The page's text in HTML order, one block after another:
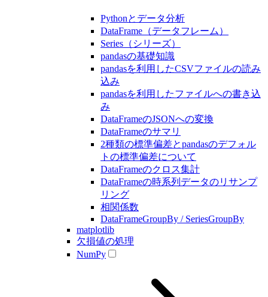
Pythonとデータ分析
DataFrame（データフレーム）
Series（シリーズ）
pandasの基礎知識
pandasを利用したCSVファイルの読み
込み
pandasを利用したファイルへの書き込
み
DataFrameのJSONへの変換
DataFrameのサマリ
2種類の標準偏差とpandasのデフォル
トの標準偏差について
DataFrameのクロス集計
DataFrameの時系列データのリサンプ
リング
相関係数
DataFrameGroupBy / SeriesGroupBy
matplotlib
欠損値の処理
NumPy